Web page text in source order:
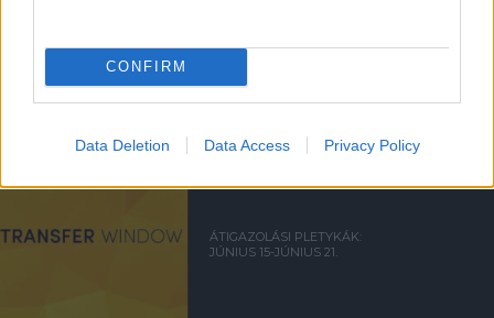
CONFIRM
Data Deletion Data Access Privacy Policy
JÚNIUS 29 - JÚLIUS 6.
ÁTIGAZOLÁSI PLETYKÁK:
JÚNIUS 15-JÚNIUS 21.